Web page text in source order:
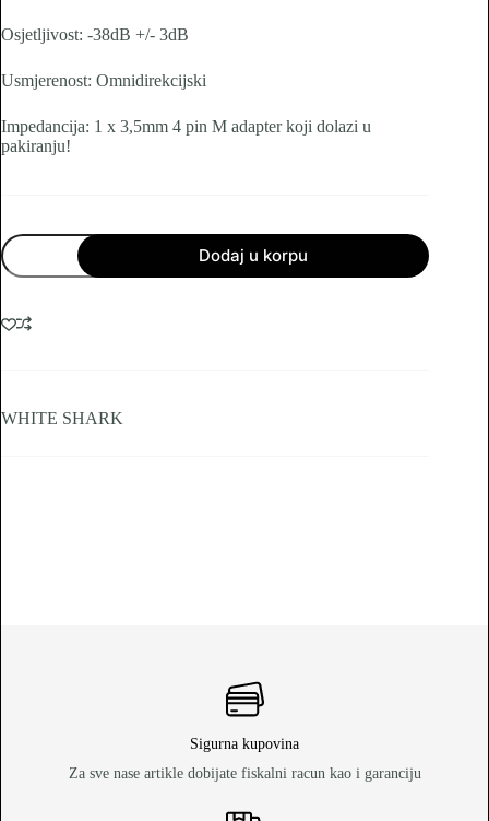
Osjetljivost: -38dB +/- 3dB
Usmjerenost: Omnidirekcijski
Impedancija: 1 x 3,5mm 4 pin M adapter koji dolazi u
pakiranju!
White
Shark
headset
CARACAL
količina
Dodaj u korpu
WHITE SHARK
Sigurna kupovina
Za sve nase artikle dobijate fiskalni racun kao i garanciju